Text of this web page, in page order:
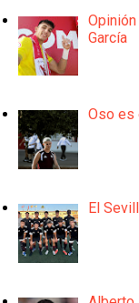
García
Oso es
El